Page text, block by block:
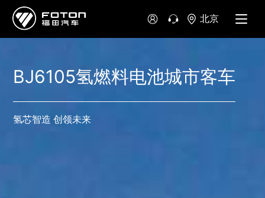
北京
BJ6105氢燃料电池城市客车
氢芯智造 创领未来